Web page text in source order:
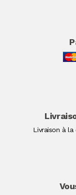
Livraison à